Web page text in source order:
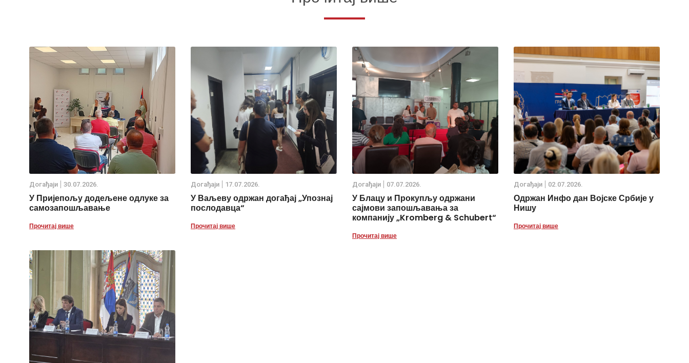
Дoгађаjи 30.07.2026.
У Пријепољу додељене одлуке за
самозапошљавање
Прочитај више
Дoгађаjи 17.07.2026.
У Ваљеву одржан догађај „Упознај
послодавца“
Прочитај више
Дoгађаjи 07.07.2026.
У Блацу и Прокупљу одржани
сајмови запошљавања за
компанију „Kromberg & Schubert“
Прочитај више
Дoгађаjи 02.07.2026.
Одржан Инфо дан Војске Србије у
Нишу
Прочитај више